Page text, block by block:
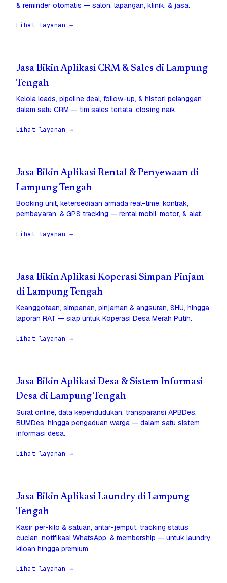
& reminder otomatis — salon, lapangan, klinik, & jasa.
Lihat layanan →
Jasa Bikin Aplikasi CRM & Sales di Lampung
Tengah
Kelola leads, pipeline deal, follow-up, & histori pelanggan
dalam satu CRM — tim sales tertata, closing naik.
Lihat layanan →
Jasa Bikin Aplikasi Rental & Penyewaan di
Lampung Tengah
Booking unit, ketersediaan armada real-time, kontrak,
pembayaran, & GPS tracking — rental mobil, motor, & alat.
Lihat layanan →
Jasa Bikin Aplikasi Koperasi Simpan Pinjam
di Lampung Tengah
Keanggotaan, simpanan, pinjaman & angsuran, SHU, hingga
laporan RAT — siap untuk Koperasi Desa Merah Putih.
Lihat layanan →
Jasa Bikin Aplikasi Desa & Sistem Informasi
Desa di Lampung Tengah
Surat online, data kependudukan, transparansi APBDes,
BUMDes, hingga pengaduan warga — dalam satu sistem
informasi desa.
Lihat layanan →
Jasa Bikin Aplikasi Laundry di Lampung
Tengah
Kasir per-kilo & satuan, antar-jemput, tracking status
cucian, notifikasi WhatsApp, & membership — untuk laundry
kiloan hingga premium.
Lihat layanan →